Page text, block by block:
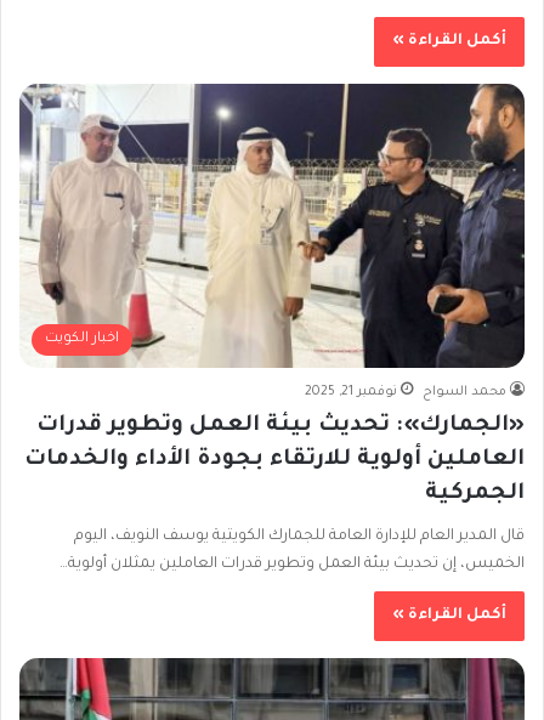
أكمل القراءة »
اخبار الكويت
محمد السواح نوفمبر 21, 2025
«الجمارك»: تحديث بيئة العمل وتطوير قدرات
العاملين أولوية للارتقاء بجودة الأداء والخدمات
الجمركية
قال المدير العام للإدارة العامة للجمارك الكويتية يوسف النويف، اليوم
الخميس، إن تحديث بيئة العمل وتطوير قدرات العاملين يمثلان أولوية…
أكمل القراءة »